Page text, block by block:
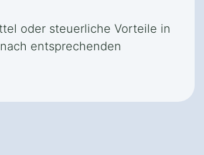
oder steuerliche Vorteile in
entsprechenden